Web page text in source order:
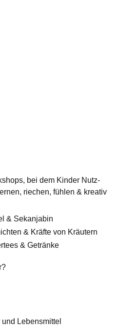
bei dem Kinder Nutz-
riechen, fühlen & kreativ
& Sekanjabin
& Kräfte von Kräutern
& Getränke
Lebensmittel